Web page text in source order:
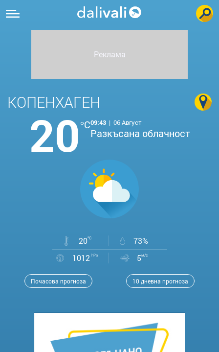
КОПЕНХАГЕН
20°C09:43 | 06 Август
Разкъсана облачност
20°C
73%
1012 hPa 5м/с
Почасова прогноза 10 дневна прогноза